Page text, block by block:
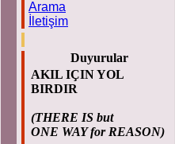
Arama
İletişim
Duyurular
AKIL IÇIN YOL
BIRDIR
(THERE IS but
ONE WAY for REASON)